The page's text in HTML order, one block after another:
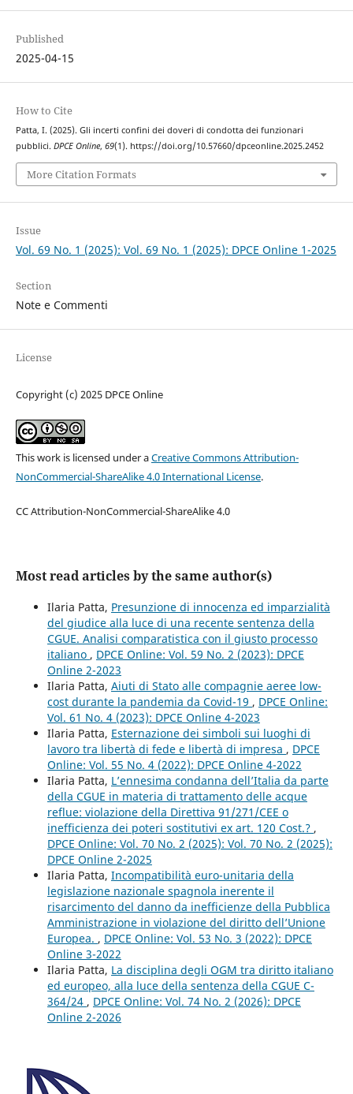
Published
2025-04-15
How to Cite
Patta, I. (2025). Gli incerti confini dei doveri di condotta dei funzionari
pubblici. DPCE Online, 69(1). https://doi.org/10.57660/dpceonline.2025.2452
More Citation Formats
Issue
Vol. 69 No. 1 (2025): Vol. 69 No. 1 (2025): DPCE Online 1-2025
Section
Note e Commenti
License
Copyright (c) 2025 DPCE Online
This work is licensed under aCreative Commons Attribution-
NonCommercial-ShareAlike 4.0 International License.
CC Attribution-NonCommercial-ShareAlike 4.0
Most read articles by the same author(s)
Ilaria Patta, Presunzione di innocenza ed imparzialità
del giudice alla luce di una recente sentenza della
CGUE. Analisi comparatistica con il giusto processo
italiano , DPCE Online: Vol. 59 No. 2 (2023): DPCE
Online 2-2023
Ilaria Patta, Aiuti di Stato alle compagnie aeree low-
cost durante la pandemia da Covid-19 , DPCE Online:
Vol. 61 No. 4 (2023): DPCE Online 4-2023
Ilaria Patta, Esternazione dei simboli sui luoghi di
lavoro tra libertà di fede e libertà di impresa , DPCE
Online: Vol. 55 No. 4 (2022): DPCE Online 4-2022
Ilaria Patta, L’ennesima condanna dell’Italia da parte
della CGUE in materia di trattamento delle acque
reflue: violazione della Direttiva 91/271/CEE o
inefficienza dei poteri sostitutivi ex art. 120 Cost.? ,
DPCE Online: Vol. 70 No. 2 (2025): Vol. 70 No. 2 (2025):
DPCE Online 2-2025
Ilaria Patta, Incompatibilità euro-unitaria della
legislazione nazionale spagnola inerente il
risarcimento del danno da inefficienze della Pubblica
Amministrazione in violazione del diritto dell’Unione
Europea. , DPCE Online: Vol. 53 No. 3 (2022): DPCE
Online 3-2022
Ilaria Patta, La disciplina degli OGM tra diritto italiano
ed europeo, alla luce della sentenza della CGUE C-
364/24 , DPCE Online: Vol. 74 No. 2 (2026): DPCE
Online 2-2026